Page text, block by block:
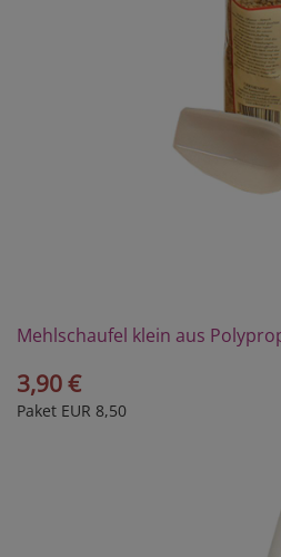
Mehlschaufel klein aus
3,90 €
Paket EUR 8,50